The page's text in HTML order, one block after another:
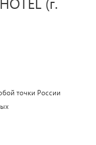
точки России